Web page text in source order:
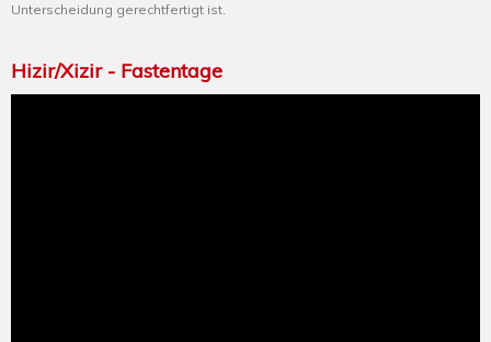
Unterscheidung gerechtfertigt ist.
Hizir/Xizir - Fastentage